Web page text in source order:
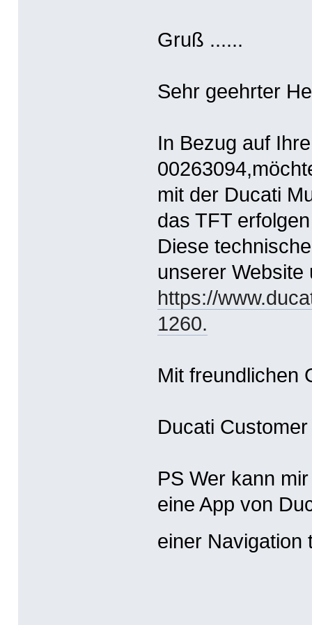
Gruß ......
Sehr geehrter
In Bezug auf
mit der Ducati
das TFT
Diese
unserer Website
https://
1260.
Mit freundlichen
Ducati
PS Wer kann
eine App von
einer Navigation